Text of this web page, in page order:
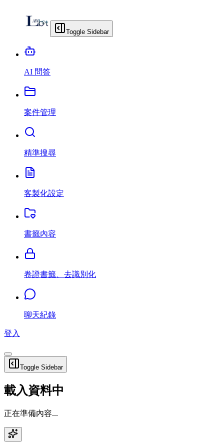
Toggle Sidebar
AI 問答
案件管理
精準搜尋
客製化設定
書籤內容
卷證書籤、去識別化
聊天紀錄
登入
Toggle Sidebar
載入資料中
正在準備內容...